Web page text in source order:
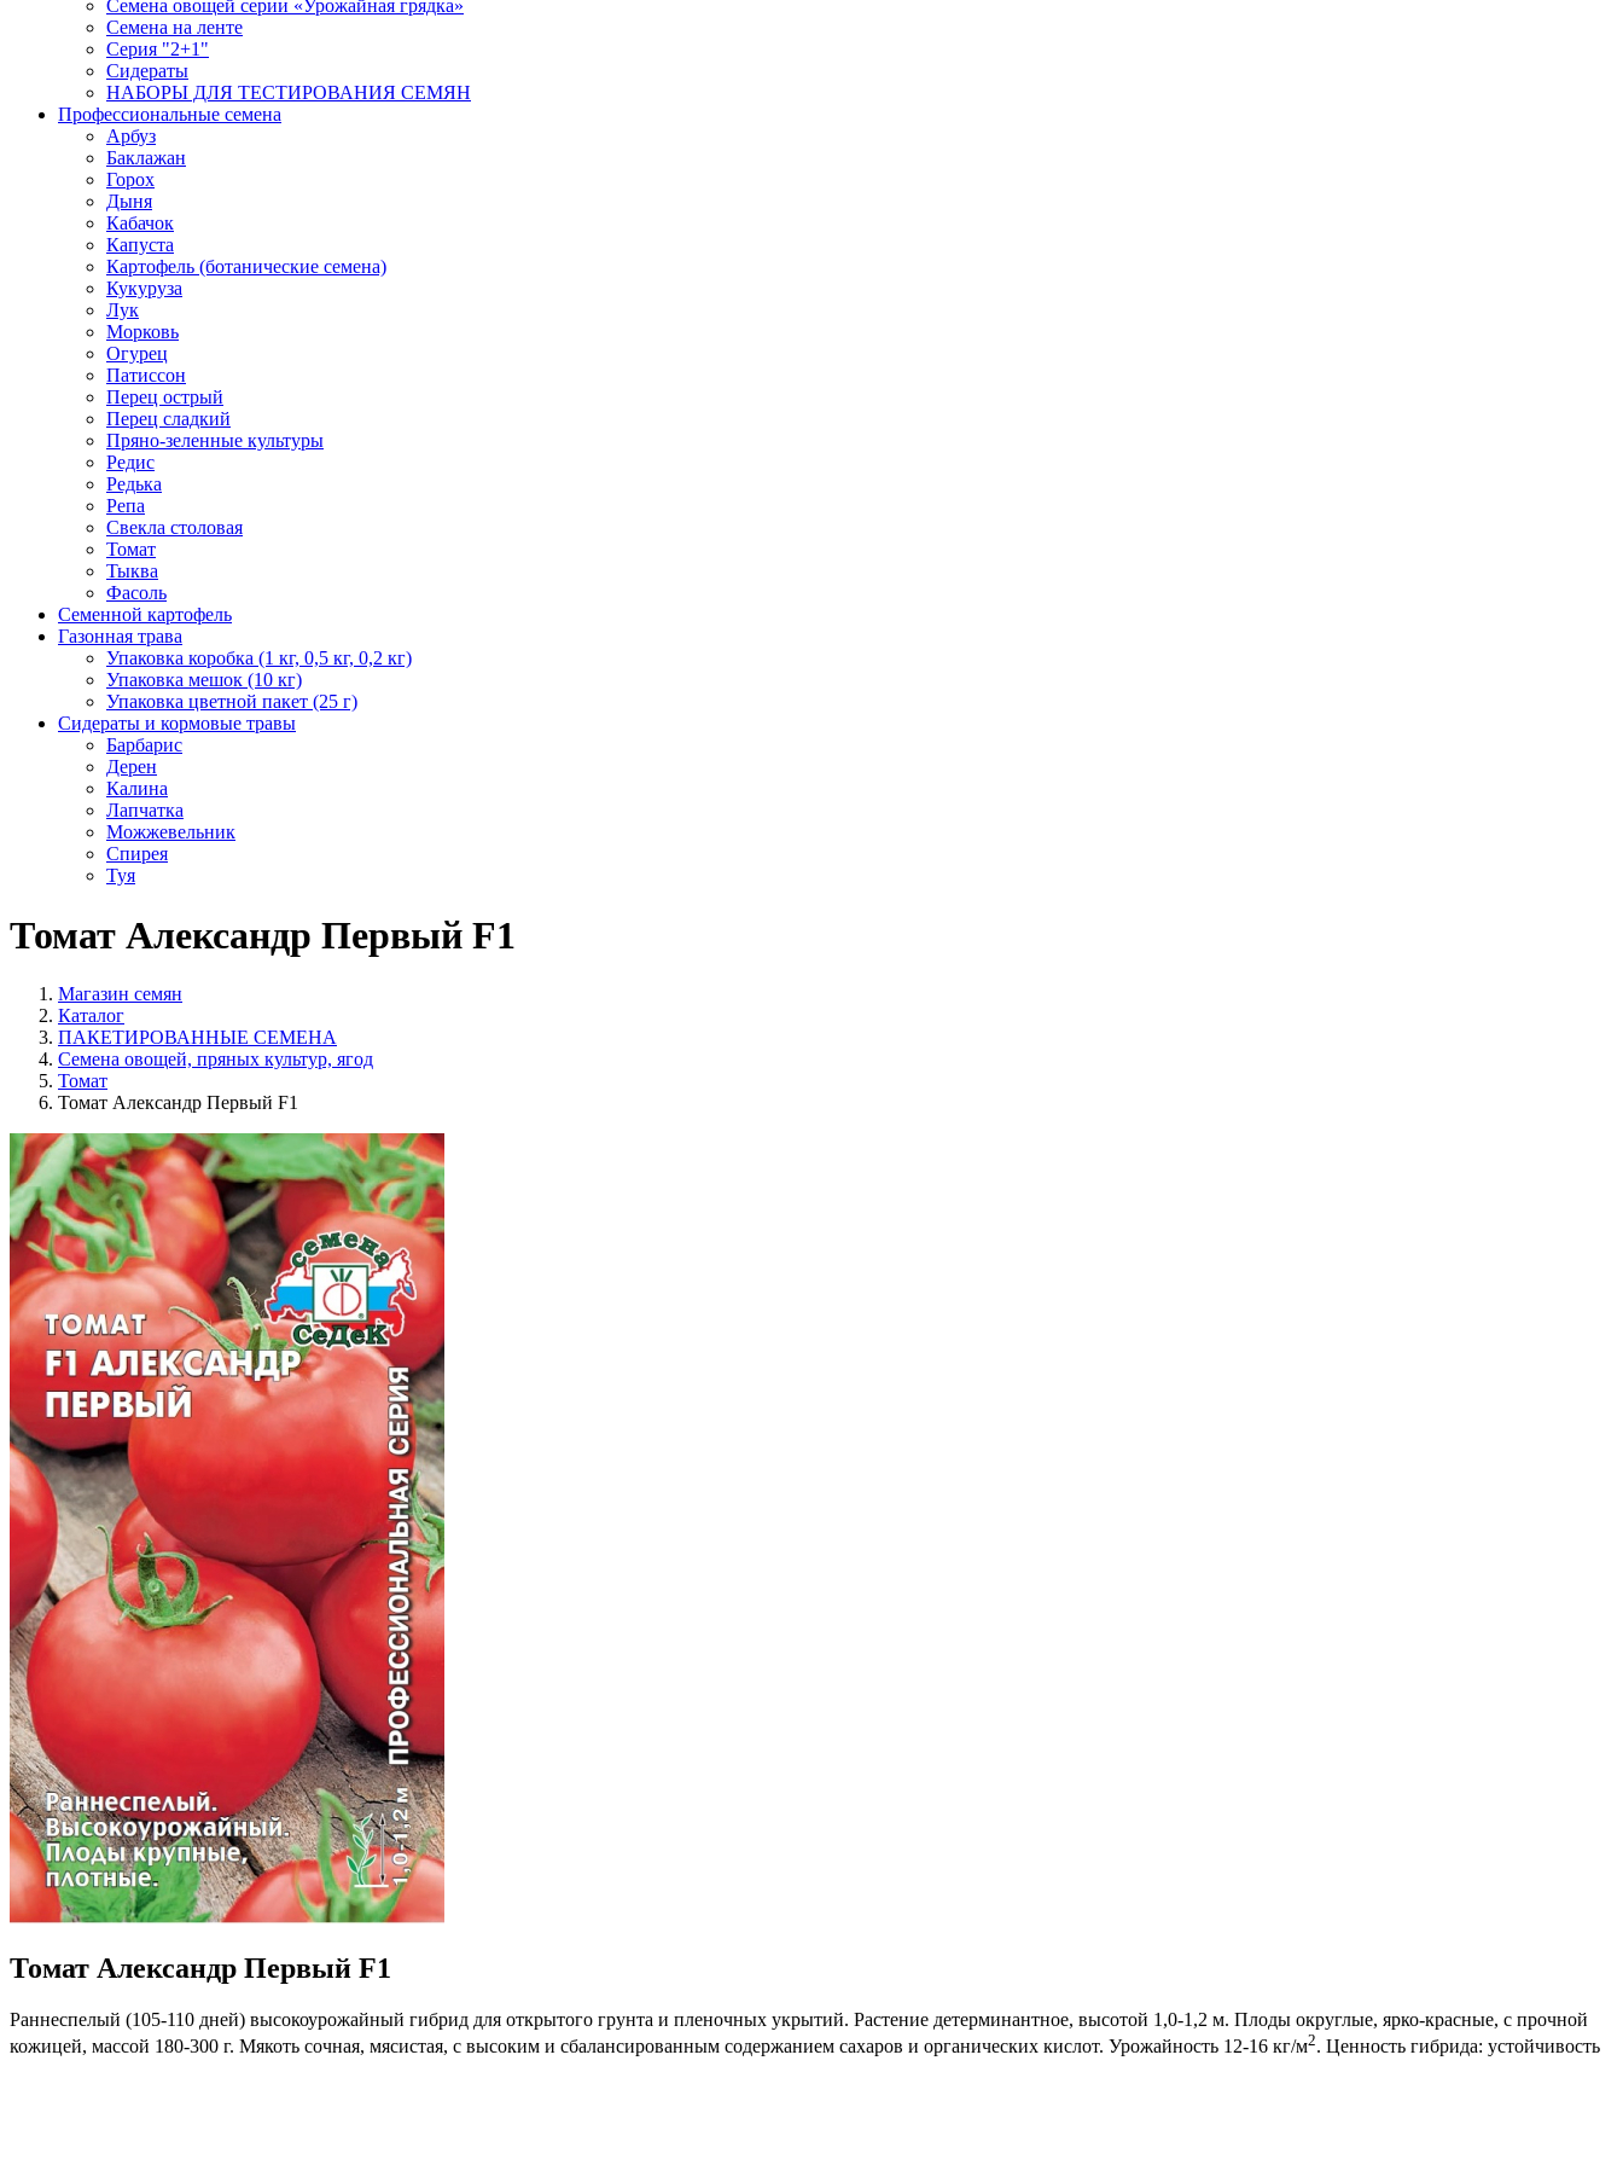
Семена овощей серии «Урожайная грядка»
Семена на ленте
Серия "2+1"
Сидераты
НАБОРЫ ДЛЯ ТЕСТИРОВАНИЯ СЕМЯН
Профессиональные семена
Арбуз
Баклажан
Горох
Дыня
Кабачок
Капуста
Картофель (ботанические семена)
Кукуруза
Лук
Морковь
Огурец
Патиссон
Перец острый
Перец сладкий
Пряно-зеленные культуры
Редис
Редька
Репа
Свекла столовая
Томат
Тыква
Фасоль
Семенной картофель
Газонная трава
Упаковка коробка (1 кг, 0,5 кг, 0,2 кг)
Упаковка мешок (10 кг)
Упаковка цветной пакет (25 г)
Сидераты и кормовые травы
Барбарис
Дерен
Калина
Лапчатка
Можжевельник
Спирея
Туя
Томат Александр Первый F1
Магазин семян
Каталог
ПАКЕТИРОВАННЫЕ СЕМЕНА
Семена овощей, пряных культур, ягод
Томат
Томат Александр Первый F1
Томат Александр Первый F1
Раннеспелый (105-110 дней) высокоурожайный гибрид для открытого грунта и пленочных укрытий. Растение детерминантное, высотой 1,0-1,2 м. Плоды округлые, ярко-красные, с прочной
кожицей, массой 180-300 г. Мякоть сочная, мясистая, с высоким и сбалансированным содержанием сахаров и органических кислот. Урожайность 12-16 кг/м2. Ценность гибрида: устойчивость